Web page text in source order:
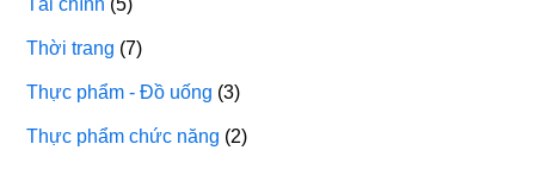
Tài chính (5)
Thời trang (7)
Thực phẩm - Đồ uống (3)
Thực phẩm chức năng (2)